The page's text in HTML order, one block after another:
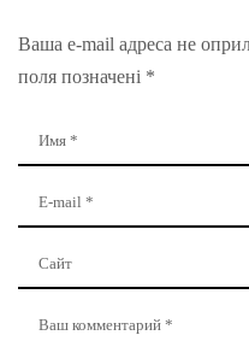
Ваша e-mail адреса не
поля позначені *